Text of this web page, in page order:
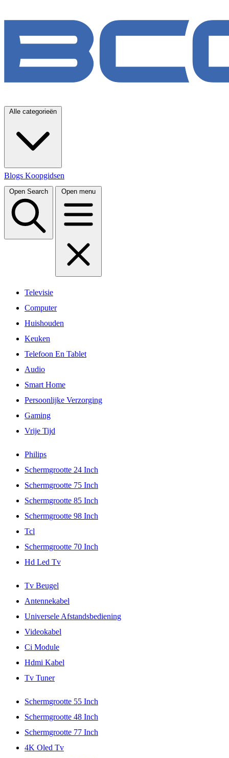
Alle categorieën
Blogs Koopgidsen
Open Search Open menu
Televisie
Computer
Huishouden
Keuken
Telefoon En Tablet
Audio
Smart Home
Persoonlijke Verzorging
Gaming
Vrije Tijd
Philips
Schermgrootte 24 Inch
Schermgrootte 75 Inch
Schermgrootte 85 Inch
Schermgrootte 98 Inch
Tcl
Schermgrootte 70 Inch
Hd Led Tv
Tv Beugel
Antennekabel
Universele Afstandsbediening
Videokabel
Ci Module
Hdmi Kabel
Tv Tuner
Schermgrootte 55 Inch
Schermgrootte 48 Inch
Schermgrootte 77 Inch
4K Oled Tv